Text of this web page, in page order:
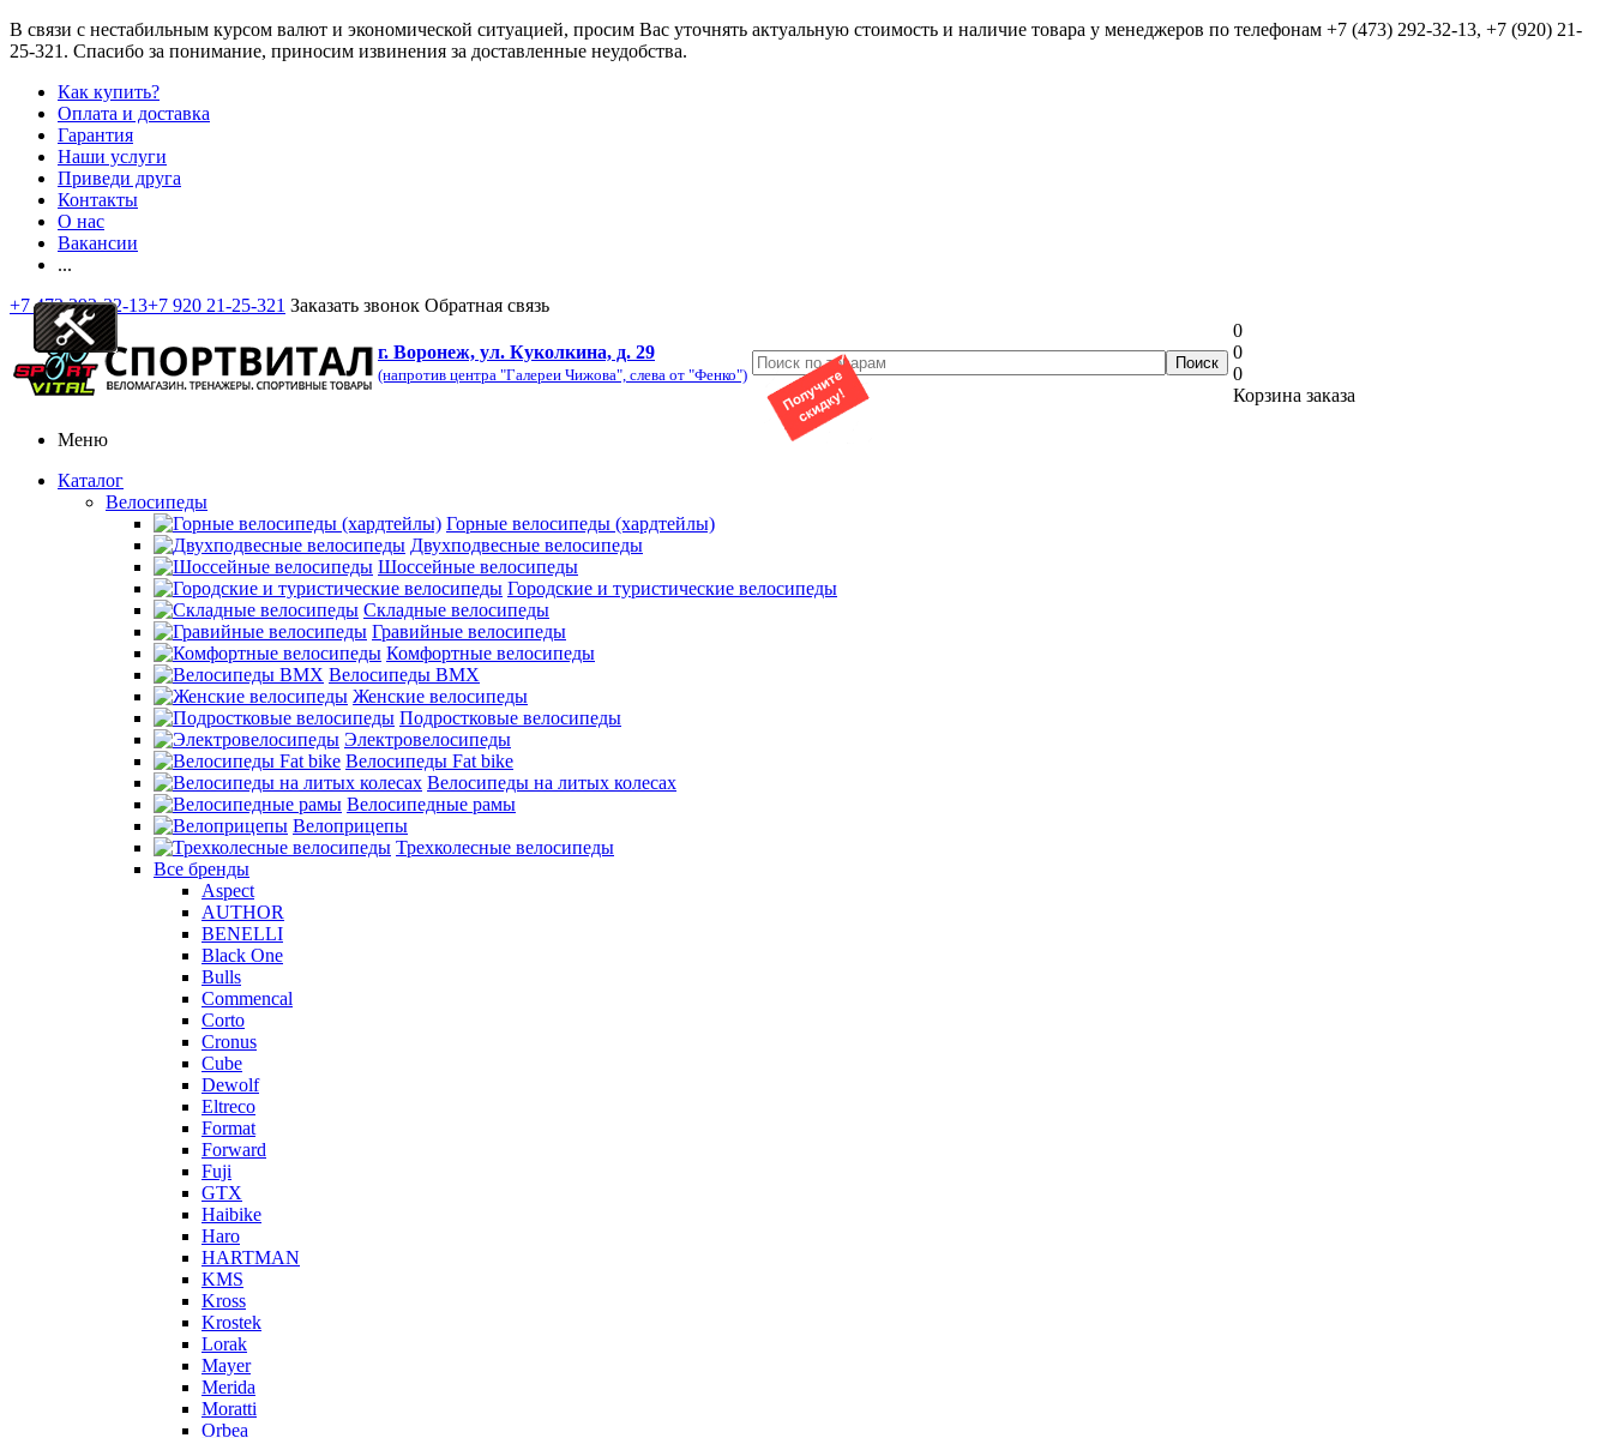
В связи с нестабильным курсом валют и экономической ситуацией, просим Вас уточнять актуальную стоимость и наличие товара у менеджеров по телефонам +7 (473) 292-32-13, +7 (920) 21-
25-321 . Спасибо за понимание, приносим извинения за доставленные неудобства.
Как купить?
Оплата и доставка
Гарантия
Наши услуги
Приведи друга
Контакты
О нас
Вакансии
...
+7 473 292-32-13+7 920 21-25-321 Заказать звонок Обратная связь
г. Воронеж, ул. Куколкина, д. 29
(напротив центра "Галереи Чижова", слева от "Фенко")
0
0
0
Корзина заказа
Меню
Каталог
Велосипеды
Горные велосипеды (хардтейлы)
Двухподвесные велосипеды
Шоссейные велосипеды
Городские и туристические велосипеды
Складные велосипеды
Гравийные велосипеды
Комфортные велосипеды
Велосипеды BMX
Женские велосипеды
Подростковые велосипеды
Электровелосипеды
Велосипеды Fat bike
Велосипеды на литых колесах
Велосипедные рамы
Велоприцепы
Трехколесные велосипеды
Все бренды
Aspect
AUTHOR
BENELLI
Black One
Bulls
Commencal
Corto
Cronus
Cube
Dewolf
Eltreco
Format
Forward
Fuji
GTX
Haibike
Haro
HARTMAN
KMS
Kross
Krostek
Lorak
Mayer
Merida
Moratti
Orbea